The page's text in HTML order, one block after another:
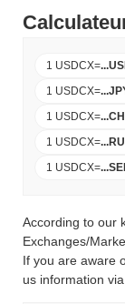
1 USDCX=...
1 USDCX=...
1 USDCX=...
1 USDCX=...
1 USDCX=...
According to our
Exchanges/
If you are aware
us information